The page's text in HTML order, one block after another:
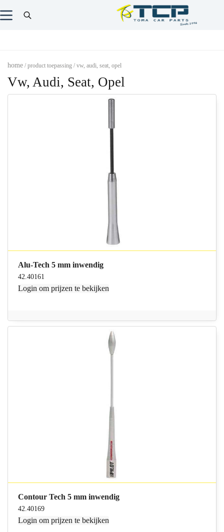
home / product toepassing / vw, audi, seat, opel
Vw, Audi, Seat, Opel
Alu-Tech 5 mm inwendig
42.40161
Login om prijzen te bekijken
Contour Tech 5 mm inwendig
42.40169
Login om prijzen te bekijken